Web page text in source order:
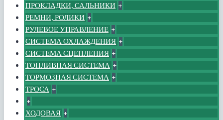
ПРОКЛАДКИ, САЛЬНИКИ +
РЕМНИ, РОЛИКИ +
РУЛЕВОЕ УПРАВЛЕНИЕ +
СИСТЕМА ОХЛАЖДЕНИЯ +
СИСТЕМА СЦЕПЛЕНИЯ +
ТОПЛИВНАЯ СИСТЕМА +
ТОРМОЗНАЯ СИСТЕМА +
ТРОСА +
+
ХОДОВАЯ +